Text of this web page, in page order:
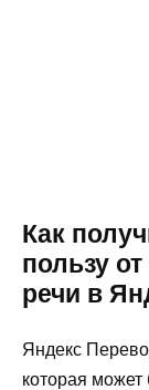
Как
пользу
речи в
Яндекс
которая может